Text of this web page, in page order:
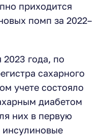
приходится
помп за 2022–
года, по
сахарного
учете состояло
диабетом
них в первую
инсулиновые